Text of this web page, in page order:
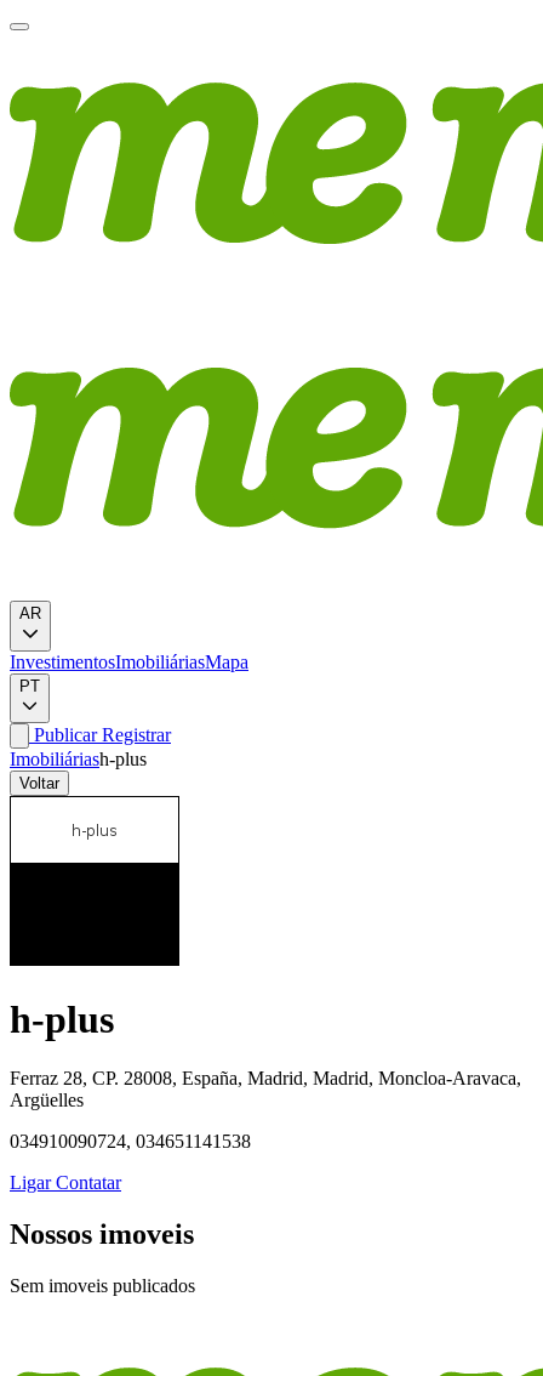
AR
InvestimentosImobiliáriasMapa
PT
PublicarRegistrar
Imobiliáriash-plus
Voltar
h-plus
Ferraz 28, CP. 28008, España, Madrid, Madrid, Moncloa-Aravaca,
Argüelles
034910090724, 034651141538
LigarContatar
Nossos imoveis
Sem imoveis publicados